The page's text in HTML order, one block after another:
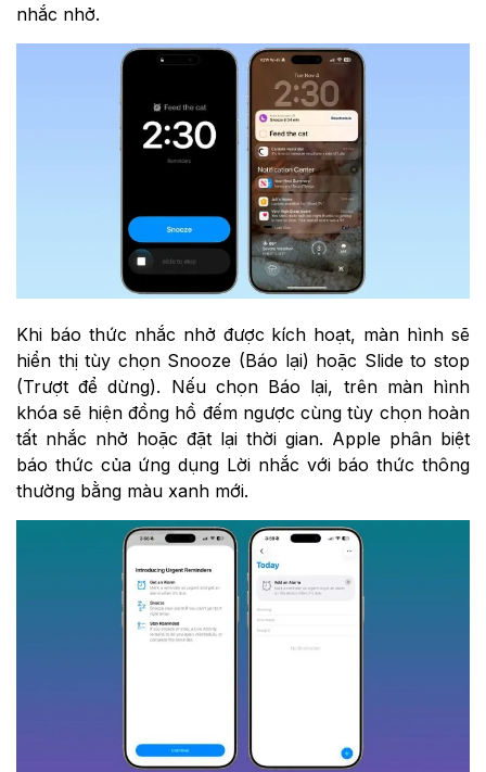
nhắc nhở.
Khi báo thức nhắc nhở được kích hoạt, màn hình sẽ
hiển thị tùy chọn Snooze (Báo lại) hoặc Slide to stop
(Trượt để dừng). Nếu chọn Báo lại, trên màn hình
khóa sẽ hiện đồng hồ đếm ngược cùng tùy chọn hoàn
tất nhắc nhở hoặc đặt lại thời gian. Apple phân biệt
báo thức của ứng dụng Lời nhắc với báo thức thông
thường bằng màu xanh mới.